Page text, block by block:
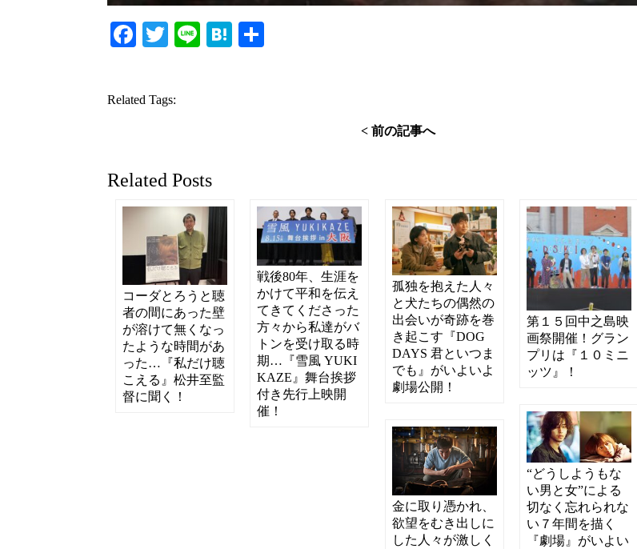
Facebook
TwitterLineHatena
Related Tags:
< 前の記事へ
Related Posts
コーダとろうと聴
者の間にあった壁
が溶けて無くなっ
たような時間があ
った…『私だけ聴
こえる』松井至監
督に聞く！
戦後80年、生涯を
かけて平和を伝え
てきてくださった
方々から私達がバ
トンを受け取る時
期…『雪風 YUKI
KAZE』舞台挨拶
付き先行上映開
催！
孤独を抱えた人々
と犬たちの偶然の
出会いが奇跡を巻
き起こす『DOG
DAYS 君といつま
でも』がいよいよ
劇場公開！
第１５回中之島映
画祭開催！グラン
プリは『１０ミニ
ッツ』！
“どうしようもな
い男と女”による
切なく忘れられな
い７年間を描く
『劇場』がいよい
金に取り憑かれ、
欲望をむき出しに
した人々が激しく